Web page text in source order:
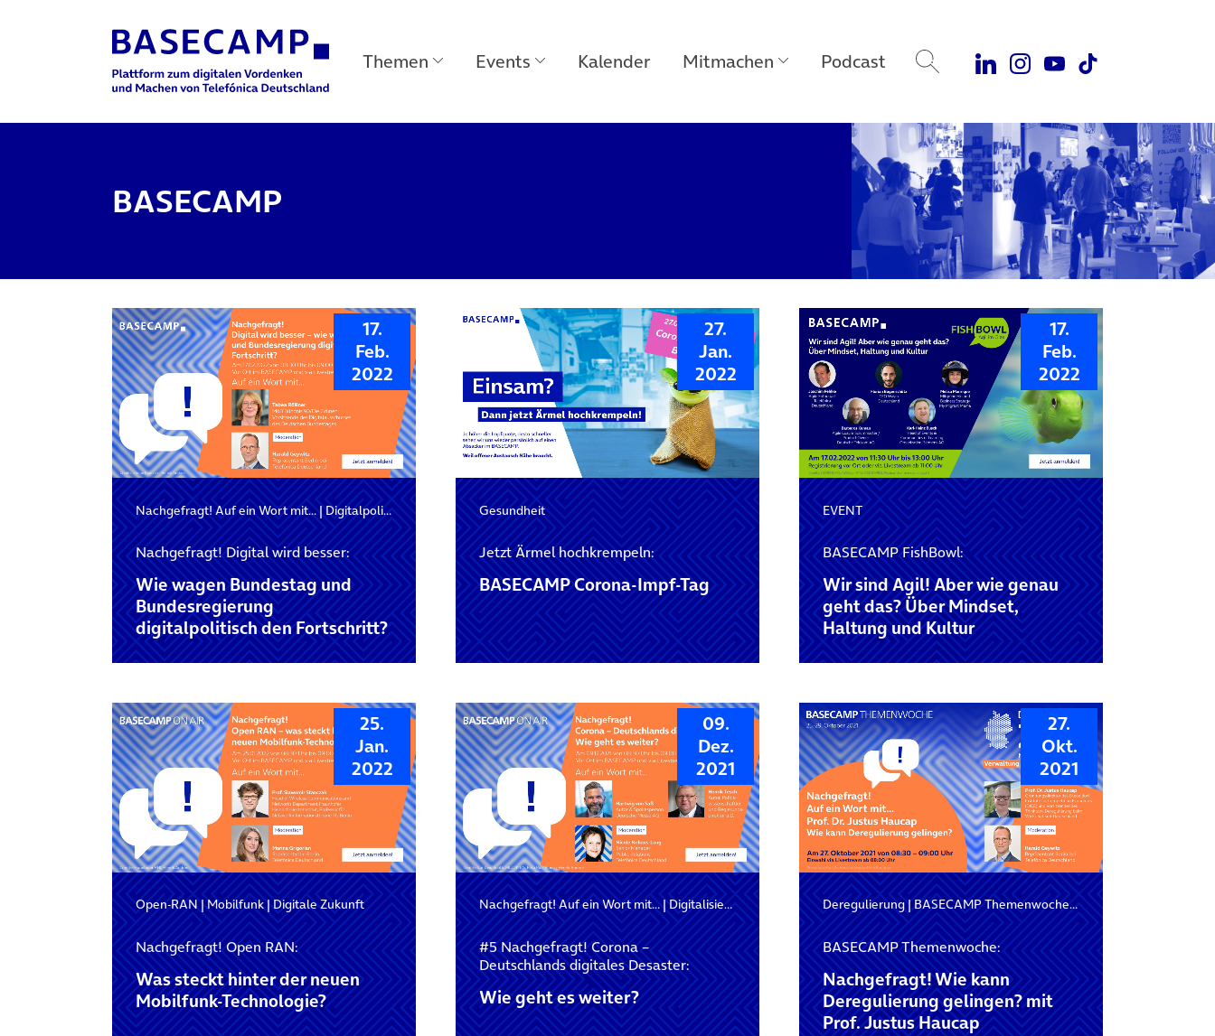
Main Navigation Themen Events Kalender Mitmachen Podcast
BASECAMP
17.
Feb.
2022
Nachgefragt! Auf ein Wort mit…|Digitalpolitik |Digitalisierung
Nachgefragt! Digital wird besser:
Wie wagen Bundestag und
Bundesregierung
digitalpolitisch den Fortschritt?
27.
Jan.
2022
Gesundheit
Jetzt Ärmel hochkrempeln:
BASECAMP Corona-Impf-Tag
17.
Feb.
2022
EVENT
BASECAMP FishBowl:
Wir sind Agil! Aber wie genau
geht das? Über Mindset,
Haltung und Kultur
25.
Jan.
2022
Open-RAN|Mobilfunk|Digitale Zukunft
Nachgefragt! Open RAN:
Was steckt hinter der neuen
Mobilfunk-Technologie?
09.
Dez.
2021
Nachgefragt! Auf ein Wort mit…|Digitalisierung
#5 Nachgefragt! Corona –
Deutschlands digitales Desaster:
Wie geht es weiter?
27.
Okt.
2021
Deregulierung|BASECAMP Themenwoche|Digitale Verwaltung
BASECAMP Themenwoche:
Nachgefragt! Wie kann
Deregulierung gelingen? mit
Prof. Justus Haucap